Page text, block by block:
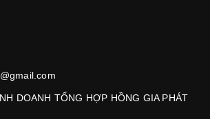
DOANH TỔNG HỢP HỒNG GIA PHÁT